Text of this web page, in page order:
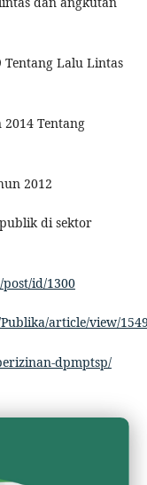
Tentang Lalu Lintas
Tentang
2012
di sektor
id/1300
article/view/
dpmptsp/